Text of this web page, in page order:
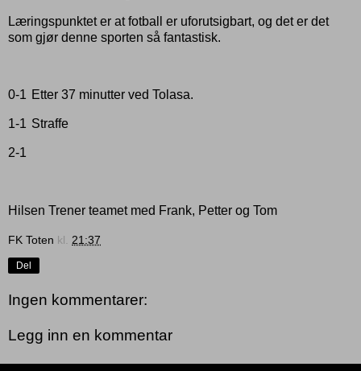
Læringspunktet er at fotball er uforutsigbart, og det er det
som gjør denne sporten så fantastisk.
0-1 Etter 37 minutter ved Tolasa.
1-1 Straffe
2-1
Hilsen Trener teamet med Frank, Petter og Tom
FK Toten kl. 21:37
Del
Ingen kommentarer:
Legg inn en kommentar